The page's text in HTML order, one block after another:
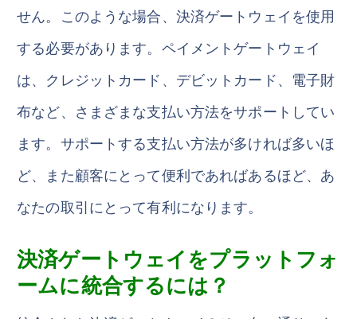
せん。このような場合、決済ゲートウェイを使用
する必要があります。ペイメントゲートウェイ
は、クレジットカード、デビットカード、電子財
布など、さまざまな支払い方法をサポートしてい
ます。サポートする支払い方法が多ければ多いほ
ど、また顧客にとって便利であればあるほど、あ
なたの取引にとって有利になります。
決済ゲートウェイをプラットフォ
ームに統合するには？